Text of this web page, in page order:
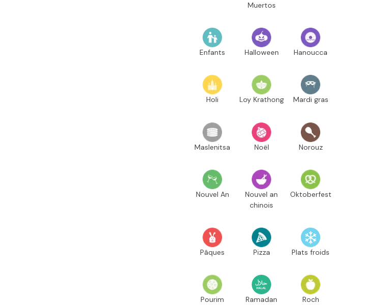
Muertos
Enfants Halloween Hanoucca
Holi Loy Krathong Mardi gras
Maslenitsa Noël Norouz
Nouvel An
Nouvel an
chinois
Oktoberfest
Pâques Pizza Plats froids
Pourim Ramadan Roch